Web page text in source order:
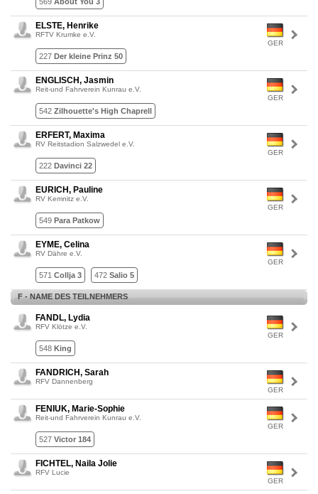
GER
ELSTE, Henrike
RFTV Krumke e.V.
227 Der kleine Prinz 50
GER
ENGLISCH, Jasmin
Reit-und Fahrverein Kunrau e.V.
542 Zilhouette's High Chaprell
GER
ERFERT, Maxima
RV Reitstadion Salzwedel e.V.
222 Davinci 22
GER
EURICH, Pauline
RV Kemnitz e.V.
549 Para Patkow
GER
EYME, Celina
RV Dähre e.V.
571 Collja 3 472 Salio 5
F - NAME DES TEILNEHMERS
GER
FANDL, Lydia
RFV Klötze e.V.
548 King
GER
FANDRICH, Sarah
RFV Dannenberg
GER
FENIUK, Marie-Sophie
Reit-und Fahrverein Kunrau e.V.
527 Victor 184
GER
FICHTEL, Naila Jolie
RFV Lucie